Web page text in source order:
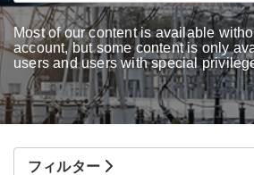
Most of our content is available
account, but some content is only
users and users with special
フィルター